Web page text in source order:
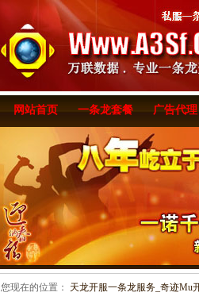
网站首页 一条龙套餐 广告代理
您现在的位置： 天龙开服一条龙服务_奇迹Mu